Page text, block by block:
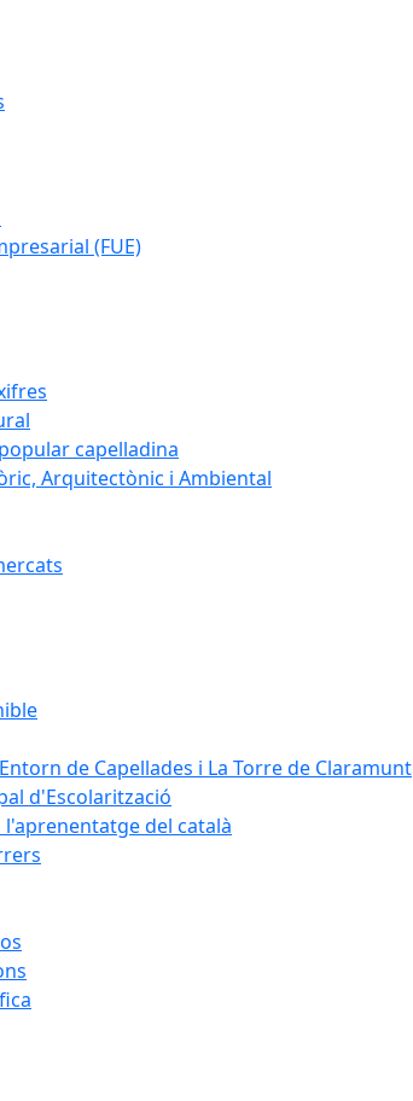
(FUE)
capelladina
Arquitectònic i Ambiental
de Capellades i La Torre de Claramunt
d'Escolarització
l'aprenentatge del català